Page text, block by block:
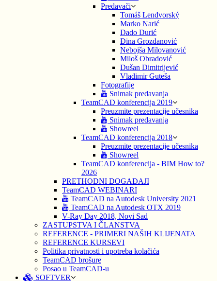
Predavači
Tomáš Lendvorský
Marko Narić
Dado Durić
Đina Grozdanović
Nebojša Milovanović
Miloš Obradović
Dušan Dimitrijević
Vladimir Guteša
Fotografije
Snimak predavanja
TeamCAD konferencija 2019
Preuzmite prezentacije učesnika
Snimak predavanja
Showreel
TeamCAD konferencija 2018
Preuzmite prezentacije učesnika
Showreel
TeamCAD konferencija - BIM How to?
2026
PRETHODNI DOGAĐAJI
TeamCAD WEBINARI
TeamCAD na Autodesk University 2021
TeamCAD na Autodesk OTX 2019
V-Ray Day 2018, Novi Sad
ZASTUPSTVA I ČLANSTVA
REFERENCE - PRIMERI NAŠIH KLIJENATA
REFERENCE KURSEVI
Politika privatnosti i upotreba kolačića
TeamCAD brošure
Posao u TeamCAD-u
SOFTVER